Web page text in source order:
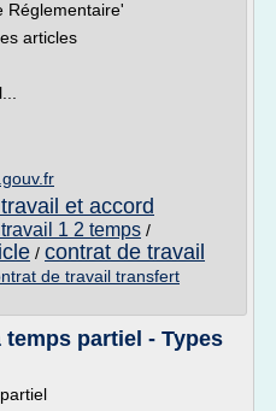
Réglementaire'
articles
et accord
1 2 temps /
/ contrat de travail
de travail transfert
partiel - Types